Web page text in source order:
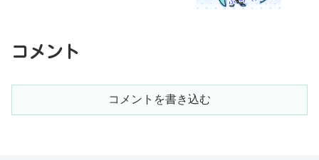
コメント
コメントを書き込む